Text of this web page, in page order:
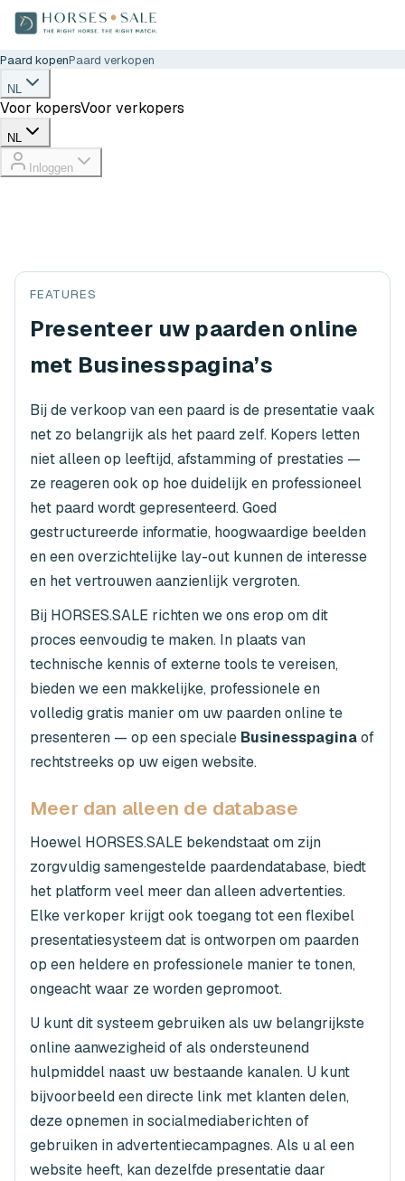
Paard kopenPaard verkopen
NL
Voor kopersVoor verkopers
NL
Inloggen
FEATURES
Presenteer uw paarden online
met Businesspagina’s
Bij de verkoop van een paard is de presentatie vaak
net zo belangrijk als het paard zelf. Kopers letten
niet alleen op leeftijd, afstamming of prestaties —
ze reageren ook op hoe duidelijk en professioneel
het paard wordt gepresenteerd. Goed
gestructureerde informatie, hoogwaardige beelden
en een overzichtelijke lay-out kunnen de interesse
en het vertrouwen aanzienlijk vergroten.
Bij HORSES.SALE richten we ons erop om dit
proces eenvoudig te maken. In plaats van
technische kennis of externe tools te vereisen,
bieden we een makkelijke, professionele en
volledig gratis manier om uw paarden online te
presenteren — op een speciale Businesspaginaof
rechtstreeks op uw eigen website.
Meer dan alleen de database
Hoewel HORSES.SALE bekendstaat om zijn
zorgvuldig samengestelde paarden­database, biedt
het platform veel meer dan alleen advertenties.
Elke verkoper krijgt ook toegang tot een flexibel
presentatiesysteem dat is ontworpen om paarden
op een heldere en professionele manier te tonen,
ongeacht waar ze worden gepromoot.
U kunt dit systeem gebruiken als uw belangrijkste
online aanwezigheid of als ondersteunend
hulpmiddel naast uw bestaande kanalen. U kunt
bijvoorbeeld een directe link met klanten delen,
deze opnemen in socialmediaberichten of
gebruiken in advertentiecampagnes. Als u al een
website heeft, kan dezelfde presentatie daar